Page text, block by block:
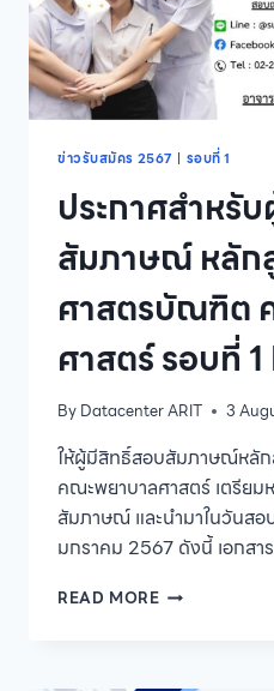
ข่าวรับสมัคร 2567 | รอบที่ 1
ประกาศสำหรั
สัมภาษณ์ หลัก
ศาสตรบัณฑิต
ศาสตร์ รอบที่
ByDatacenter ARIT 3
ให้ผู้มีสิทธิ์สอบสัมภาษณ์หลั
คณะพยาบาลศาสตร์ เตรียม
สัมภาษณ์ และนำมาในวันส
มกราคม 2567 ดังนี้ เอกส
READ MOREประกาศ